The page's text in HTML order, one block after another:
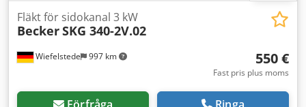
Wiefelstede 997 km
Fläkt för sidokanal 3 kW
BeckerSKG 340-2V.02
550 €
Fast pris plus moms